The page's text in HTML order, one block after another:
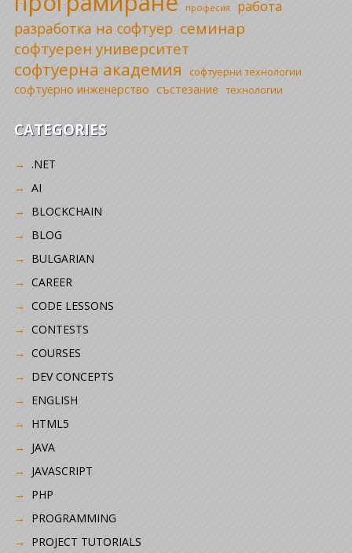
професия работа
разработка на софтуер семинар
софтуерен университет
софтуерна академия софтуерни технологии
софтуерно инженерство състезание технологии
CATEGORIES
.NET
AI
BLOCKCHAIN
BLOG
BULGARIAN
CAREER
CODE LESSONS
CONTESTS
COURSES
DEV CONCEPTS
ENGLISH
HTML5
JAVA
JAVASCRIPT
PHP
PROGRAMMING
PROJECT TUTORIALS